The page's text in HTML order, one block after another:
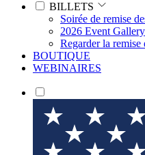
BILLETS
Soirée de remise
2026 Event Gallery
Regarder la remise
BOUTIQUE
WEBINAIRES